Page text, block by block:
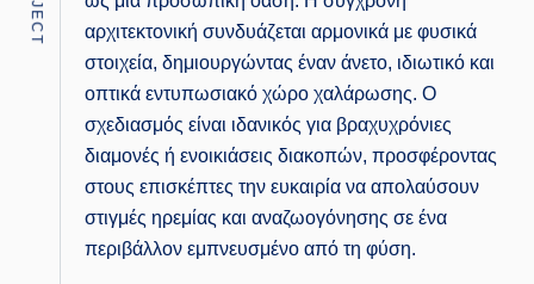
αρχιτεκτονική συνδυάζεται αρμονικά με φυσικά
στοιχεία, δημιουργώντας έναν άνετο, ιδιωτικό και
οπτικά εντυπωσιακό χώρο χαλάρωσης. Ο
σχεδιασμός είναι ιδανικός για βραχυχρόνιες
διαμονές ή ενοικιάσεις διακοπών, προσφέροντας
στους επισκέπτες την ευκαιρία να απολαύσουν
στιγμές ηρεμίας και αναζωογόνησης σε ένα
περιβάλλον εμπνευσμένο από τη φύση.